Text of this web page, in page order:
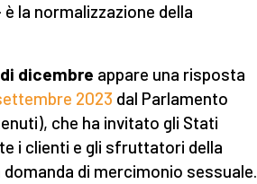
la normalizzazione della
dicembre appare una risposta
2023 dal Parlamento
che ha invitato gli Stati
i clienti e gli sfruttatori della
di mercimonio sessuale.